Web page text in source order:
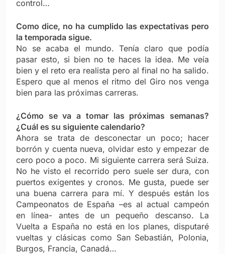
control…
Como dice, no ha cumplido las expectativas pero
la temporada sigue.
No se acaba el mundo. Tenía claro que podía
pasar esto, si bien no te haces la idea. Me veía
bien y el reto era realista pero al final no ha salido.
Espero que al menos el ritmo del Giro nos venga
bien para las próximas carreras.
¿Cómo se va a tomar las próximas semanas?
¿Cuál es su siguiente calendario?
Ahora se trata de desconectar un poco; hacer
borrón y cuenta nueva, olvidar esto y empezar de
cero poco a poco. Mi siguiente carrera será Suiza.
No he visto el recorrido pero suele ser dura, con
puertos exigentes y cronos. Me gusta, puede ser
una buena carrera para mí. Y después están los
Campeonatos de España –es al actual campeón
en línea- antes de un pequeño descanso. La
Vuelta a España no está en los planes, disputaré
vueltas y clásicas como San Sebastián, Polonia,
Burgos, Francia, Canadá…